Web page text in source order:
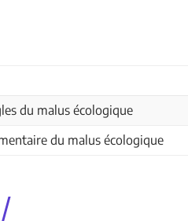
du malus écologique
du malus écologique